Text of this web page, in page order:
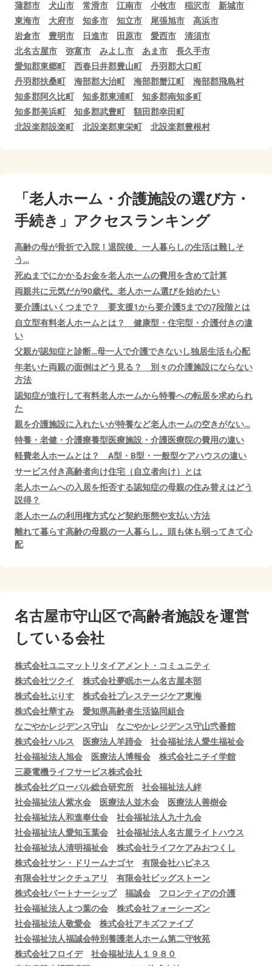
蒲郡市
犬山市 常滑市 江南市 小牧市 稲沢市
新城市
東海市
大府市 知多市 知立市 尾張旭市
高浜市
岩倉市
豊明市 日進市 田原市 愛西市
清須市
北名古屋市
弥富市 みよし市 あま市
長久手市
愛知郡東郷町
西春日井郡豊山町
丹羽郡大口町
丹羽郡扶桑町
海部郡大治町 海部郡蟹江町
海部郡飛島村
知多郡阿久比町
知多郡東浦町
知多郡南知多町
知多郡美浜町
知多郡武豊町
額田郡幸田町
北設楽郡設楽町
北設楽郡東栄町 北設楽郡豊根村
「老人ホーム・介護施設の選び方・
手続き」アクセスランキング
高齢の母が骨折で入院！退院後、一人暮らしの生活は難しそ
う…
死ぬまでにかかるお金を老人ホームの費用を含めて計算
両親共に元気だが90歳代。老人ホーム選びを始めたい
要介護はいくつまで？ 要支援1から要介護5までの7段階とは
自立型有料老人ホームとは？ 健康型・住宅型・介護付きの違
い
父親が認知症と診断…母一人で介護できないし独居生活も心配
年老いた両親の面倒はどう見る？ 別々の介護施設にならない
方法
認知症が進行して有料老人ホームから特養への転居を求められ
た
親を介護施設に入れたいが特養など老人ホームの空きがない…
特養・老健・介護療養型医療施設・介護医療院の費用の違い
軽費老人ホームとは？ A型・B型・一般型ケアハウスの違い
サービス付き高齢者向け住宅（自立者向け）とは
老人ホームへの入居を拒否する認知症の母親の住み替えはどう
説得？
老人ホームの利用権方式など契約形態や支払い方法
離れて暮らす高齢の母親の一人暮らし。頭も体も弱ってきて心
配
名古屋市守山区で高齢者施設を運営
している会社
株式会社ユニマットリタイアメント・コミュニティ
株式会社ツクイ
株式会社夢眠ホーム名古屋本部
株式会社ぶりす
株式会社プレステージケア東海
株式会社華すみ
愛知県高齢者生活協同組合
なごやかレジデンス守山
なごやかレジデンス守山弐番館
株式会社ハルス
医療法人羊蹄会
社会福祉法人愛生福祉会
社会福祉法人旭会
医療法人博報会
株式会社ニチイ学館
三菱電機ライフサービス株式会社
株式会社グローバル総合研究所
社会福祉法人絆
社会福祉法人紫水会
医療法人並木会
医療法人善樹会
社会福祉法人和進奉仕会
社会福祉法人九十九会
社会福祉法人愛知玉葉会
社会福祉法人名古屋ライトハウス
社会福祉法人清明福祉会
株式会社ライフケアみおつくし
株式会社サン・ドリームナゴヤ
有限会社ハピネス
有限会社サンクチュアリ
有限会社ビッグストーン
株式会社パートナーシップ
福誠会
フロンティアの介護
社会福祉法人よつ葉の会
株式会社フォーシーズン
社会福祉法人敬愛会
株式会社アキズファイブ
社会福祉法人福誠会特別養護老人ホーム第二守牧苑
株式会社フロイデ
社会福祉法人１９８０